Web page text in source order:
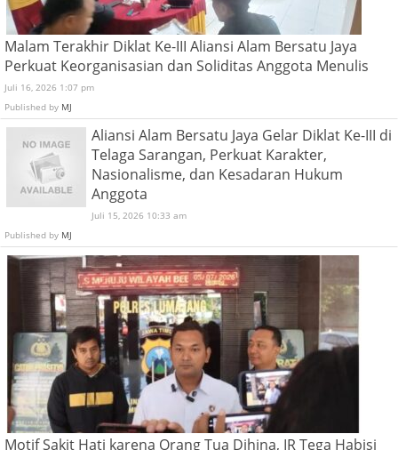
Malam Terakhir Diklat Ke-III Aliansi Alam Bersatu Jaya
Perkuat Keorganisasian dan Soliditas Anggota Menulis
Juli 16, 2026 1:07 pm
Published by MJ
Aliansi Alam Bersatu Jaya Gelar Diklat Ke-III di
Telaga Sarangan, Perkuat Karakter,
Nasionalisme, dan Kesadaran Hukum
Anggota
Juli 15, 2026 10:33 am
Published by MJ
Motif Sakit Hati karena Orang Tua Dihina, IR Tega Habisi